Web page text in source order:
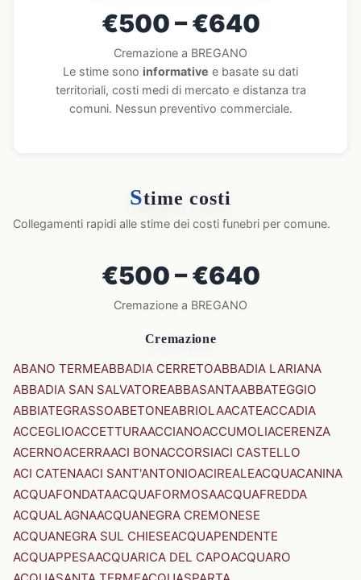
€500 – €640
Cremazione a BREGANO
Le stime sono informative e basate su dati
territoriali, costi medi di mercato e distanza tra
comuni. Nessun preventivo commerciale.
Stime costi
Collegamenti rapidi alle stime dei costi funebri per comune.
€500 – €640
Cremazione a BREGANO
Cremazione
ABANO TERMEABBADIA CERRETOABBADIA LARIANA
ABBADIA SAN SALVATOREABBASANTAABBATEGGIO
ABBIATEGRASSOABETONEABRIOLAACATEACCADIA
ACCEGLIOACCETTURAACCIANOACCUMOLIACERENZA
ACERNOACERRAACI BONACCORSIACI CASTELLO
ACI CATENAACI SANT'ANTONIOACIREALEACQUACANINA
ACQUAFONDATAACQUAFORMOSAACQUAFREDDA
ACQUALAGNAACQUANEGRA CREMONESE
ACQUANEGRA SUL CHIESEACQUAPENDENTE
ACQUAPPESAACQUARICA DEL CAPOACQUARO